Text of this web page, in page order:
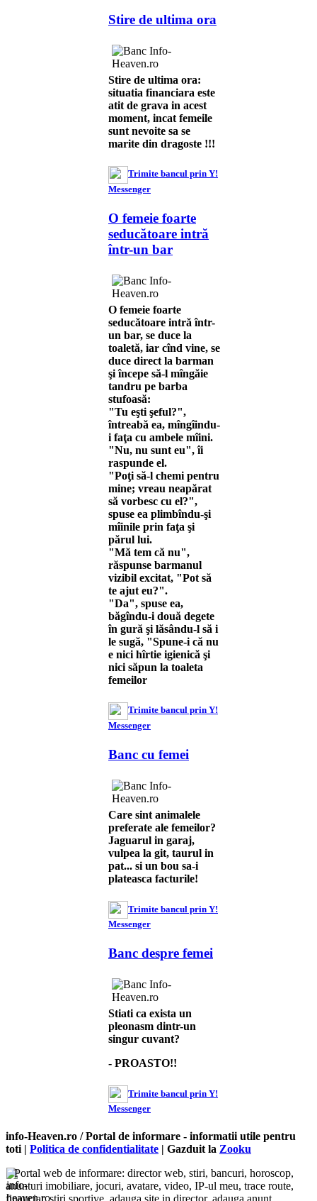
Stire de ultima ora
Stire de ultima ora:
situatia financiara este
atit de grava in acest
moment, incat femeile
sunt nevoite sa se
marite din dragoste !!!
Trimite bancul prin Y!
Messenger
O femeie foarte
seducătoare intră
într-un bar
O femeie foarte
seducătoare intră într-
un bar, se duce la
toaletă, iar cînd vine, se
duce direct la barman
şi începe să-l mîngăie
tandru pe barba
stufoasă:
"Tu eşti şeful?",
întreabă ea, mîngîindu-
i faţa cu ambele mîini.
"Nu, nu sunt eu", îi
raspunde el.
"Poţi să-l chemi pentru
mine; vreau neapărat
să vorbesc cu el?",
spuse ea plimbîndu-şi
mîinile prin faţa şi
părul lui.
"Mă tem că nu",
răspunse barmanul
vizibil excitat, "Pot să
te ajut eu?".
"Da", spuse ea,
băgîndu-i două degete
în gură şi lăsându-l să i
le sugă, "Spune-i că nu
e nici hîrtie igienică şi
nici săpun la toaleta
femeilor
Trimite bancul prin Y!
Messenger
Banc cu femei
Care sint animalele
preferate ale femeilor?
Jaguarul in garaj,
vulpea la git, taurul in
pat... si un bou sa-i
plateasca facturile!
Trimite bancul prin Y!
Messenger
Banc despre femei
Stiati ca exista un
pleonasm dintr-un
singur cuvant?
- PROASTO!!
Trimite bancul prin Y!
Messenger
info-Heaven.ro / Portal de informare - informatii utile pentru
toti | Politica de confidentialitate | Gazduit la Zooku
Portal web de informare: director web, stiri, bancuri, horoscop,
anunturi imobiliare, jocuri, avatare, video, IP-ul meu, trace route,
financiar, stiri sportive, adauga site in director, adauga anunt,